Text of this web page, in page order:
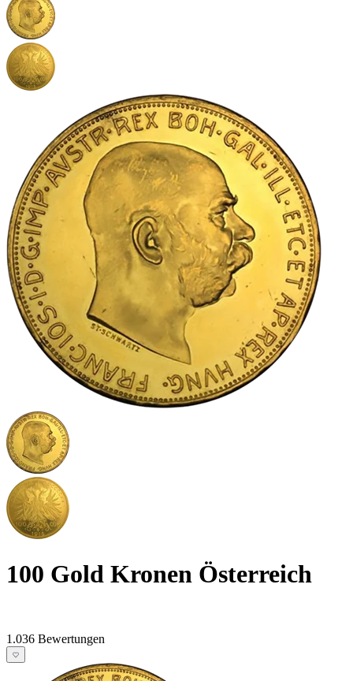
100 Gold Kronen Österreich
1.036 Bewertungen